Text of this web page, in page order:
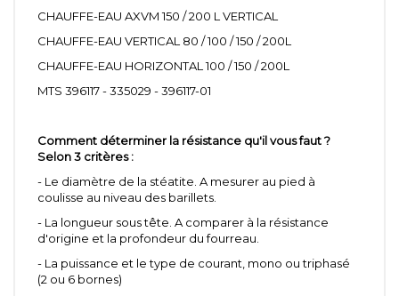
CHAUFFE-EAU AXVM 150 / 200 L VERTICAL
CHAUFFE-EAU VERTICAL 80 / 100 / 150 / 200L
CHAUFFE-EAU HORIZONTAL 100 / 150 / 200L
MTS 396117 - 335029 - 396117-01
Comment déterminer la résistance qu'il vous faut ?
Selon 3 critères :
- Le diamètre de la stéatite. A mesurer au pied à
coulisse au niveau des barillets.
- La longueur sous tête. A comparer à la résistance
d'origine et la profondeur du fourreau.
- La puissance et le type de courant, mono ou triphasé
(2 ou 6 bornes)